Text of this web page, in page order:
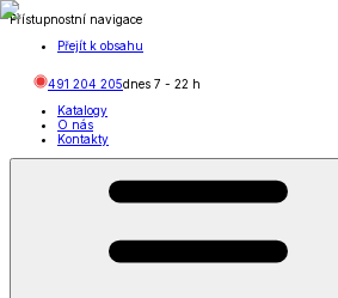
Přístupnostní navigace
Přejít k obsahu
491 204 205dnes 7 - 22 h
Katalogy
O nás
Kontakty